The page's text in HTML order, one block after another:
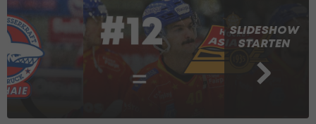
SLIDESHOW
STARTEN